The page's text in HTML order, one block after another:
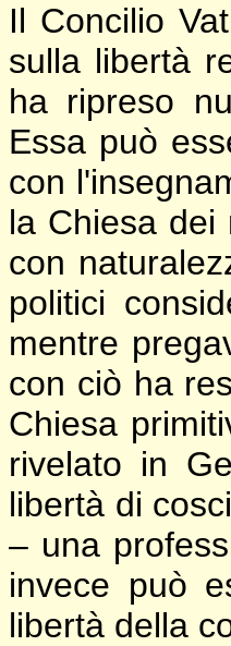
Il Concilio
sulla libertà
ha ripreso
Essa può
con
la Chiesa
con
politici
mentre
con ciò ha
Chiesa
rivelato in
libertà di
– una
invece può
libertà della